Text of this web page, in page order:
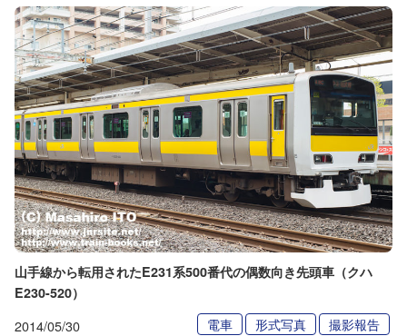
山手線から転用されたE231系500番代の偶数向き先頭車（クハ
E230-520）
2014/05/30 電車 形式写真 撮影報告